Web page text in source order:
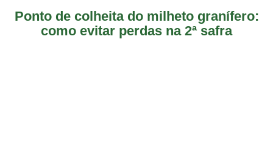
Ponto de colheita do milheto granífero:
como evitar perdas na 2ª safra